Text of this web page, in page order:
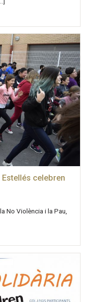
Estellés celebren
No Violència i la Pau,